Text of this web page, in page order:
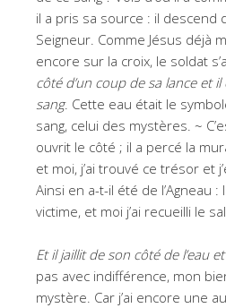
il a pris sa source : il descend
Seigneur. Comme Jésus déjà
encore sur la croix, le soldat
côté d’un coup de sa lance et il
sang. Cette eau était le
sang, celui des mystères. ~
ouvrit le côté ; il a percé la
et moi, j’ai trouvé ce trésor et
Ainsi en a-t-il été de l’Agneau :
victime, et moi j’ai recueilli le
Et il jaillit de son côté de l’eau
pas avec indifférence, mon
mystère. Car j’ai encore une